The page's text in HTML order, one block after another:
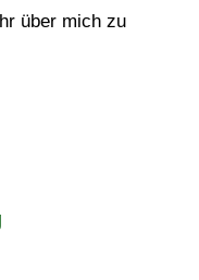
über mich zu